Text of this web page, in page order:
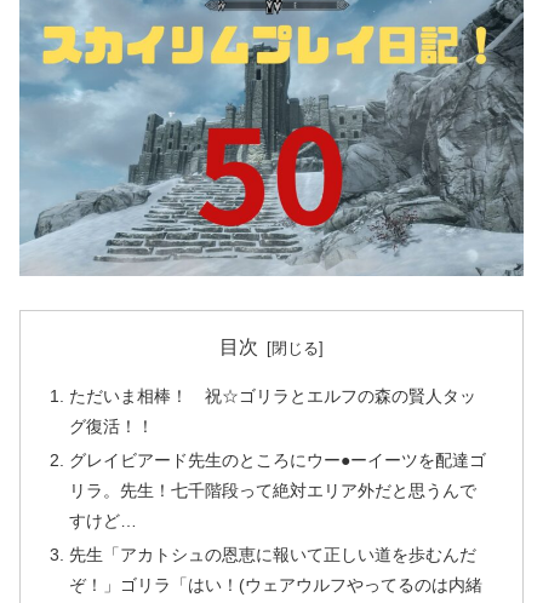
目次
ただいま相棒！ 祝☆ゴリラとエルフの森の賢人タッ
グ復活！！
グレイビアード先生のところにウー●ーイーツを配達ゴ
リラ。先生！七千階段って絶対エリア外だと思うんで
すけど…
先生「アカトシュの恩恵に報いて正しい道を歩むんだ
ぞ！」ゴリラ「はい！(ウェアウルフやってるのは内緒